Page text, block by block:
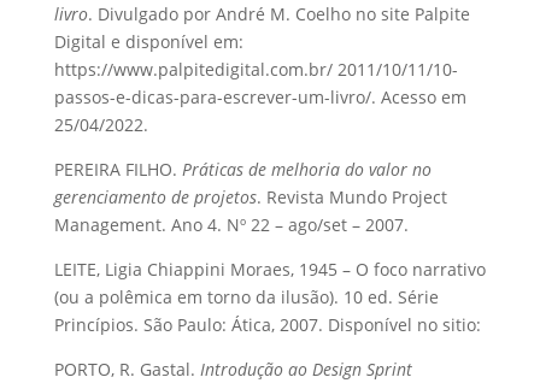
livro. Divulgado por André M. Coelho no site Palpite
Digital e disponível em:
https://www.palpitedigital.com.br/ 2011/10/11/10-
passos-e-dicas-para-escrever-um-livro/. Acesso em
25/04/2022.
PEREIRA FILHO. Práticas de melhoria do valor no
gerenciamento de projetos. Revista Mundo Project
Management. Ano 4. Nº 22 – ago/set – 2007.
LEITE, Ligia Chiappini Moraes, 1945 – O foco narrativo
(ou a polêmica em torno da ilusão). 10 ed. Série
Princípios. São Paulo: Ática, 2007. Disponível no sitio:
PORTO, R. Gastal. Introdução ao Design Sprint